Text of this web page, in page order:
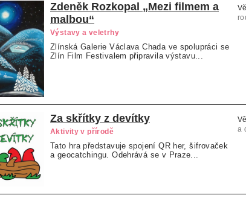
Zdeněk Rozkopal „Mezi filmem a
malbou“
Výstavy a veletrhy
Zlínská Galerie Václava Chada ve spolupráci se
Zlín Film Festivalem připravila výstavu...
Za skřítky z devítky
Aktivity v přírodě
Tato hra představuje spojení QR her, šifrovaček
a geocatchingu. Odehrává se v Praze...
a